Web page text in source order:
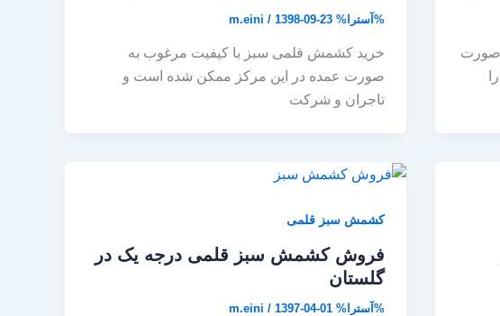
صورت
%آسترا% m.eini / 1398-09-23
خرید کشمش قلمی سبز با کیفیت مرغوب به
صورت عمده در این مرکز ممکن شده است و
تاجران و شرکت
کشمش سبز قلمی
فروش کشمش سبز قلمی درجه یک در
گلستان
%آسترا% m.eini / 1397-04-01